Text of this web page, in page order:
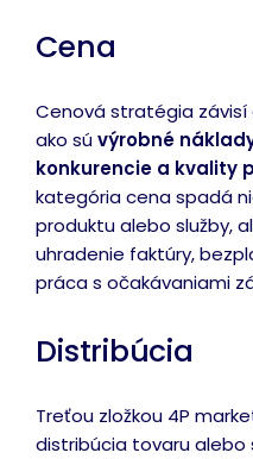
Cena
Cenová stratégia
ako súvýrobné
konkurencie a kvality
kategória cena spadá
produktu alebo služby,
uhradenie faktúry,
práca s očakávaniami
Distribúcia
Treťou zložkou 4P
distribúcia tovaru alebo